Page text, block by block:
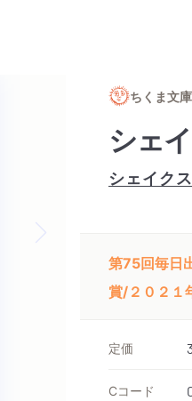
ちくま文庫
シェ
シェイク
第75回毎日
賞/２０２１
定価
Cコード